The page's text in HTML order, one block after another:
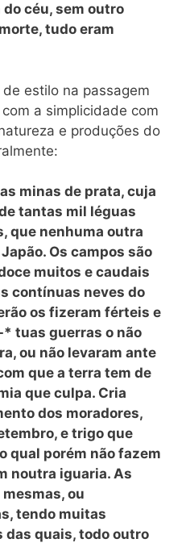
céu, sem outro
tudo eram
estilo na passagem
a simplicidade com
e produções do
minas de prata, cuja
tantas mil léguas
que nenhuma outra
Os campos são
muitos e caudais
contínuas neves do
os fizeram férteis e
tuas guerras o não
ou não levaram ante
que a terra tem de
que culpa. Cria
dos moradores,
e trigo que
qual porém não fazem
noutra iguaria. As
ou
tendo muitas
quais, todo outro